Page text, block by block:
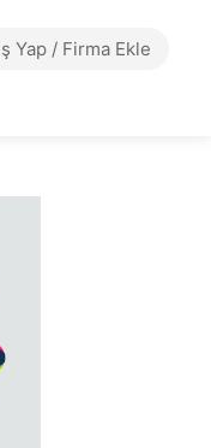
Yap / Firma Ekle